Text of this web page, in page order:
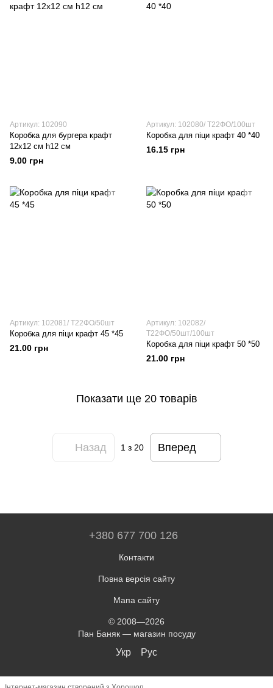
Артикул: 102090
Коробка для бургера крафт
12х12 см h12 см
9.00 грн
Артикул: 102080/ Т22ФО/100шт
Коробка для піци крафт 40 *40
16.15 грн
Артикул: 102081/ Т22ФО/50шт
Коробка для піци крафт 45 *45
21.00 грн
Артикул: 102082/
Т22ФО/50шт/100шт
Коробка для піци крафт 50 *50
21.00 грн
Показати ще 20 товарів
Назад 1 з 20 Вперед
+380 677 700 126
Контакти
Повна версія сайту
Мапа сайту
© 2008—2026
Пан Баняк — магазин посуду
Укр Рус